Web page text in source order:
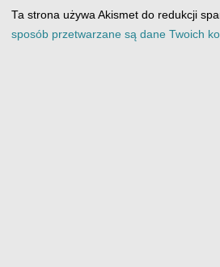
Ta strona używa Akismet do redukcji
sposób przetwarzane są dane Twoich